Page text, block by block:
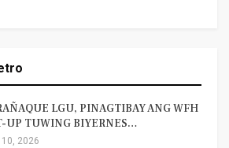
LGU, PINAGTIBAY ANG WFH
UP TUWING BIYERNES…
10, 2026